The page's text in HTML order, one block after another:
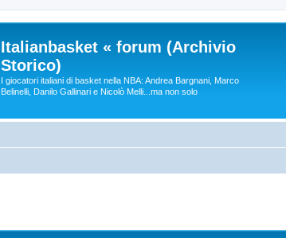
Italianbasket « forum (Archivio
Storico)
I giocatori italiani di basket nella NBA: Andrea Bargnani, Marco
Belinelli, Danilo Gallinari e Nicolò Melli...ma non solo